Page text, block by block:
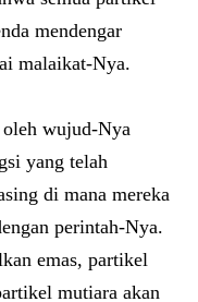
mendengar
malaikat-Nya.
oleh wujud-Nya
yang telah
di mana mereka
perintah-Nya.
emas, partikel
mutiara akan